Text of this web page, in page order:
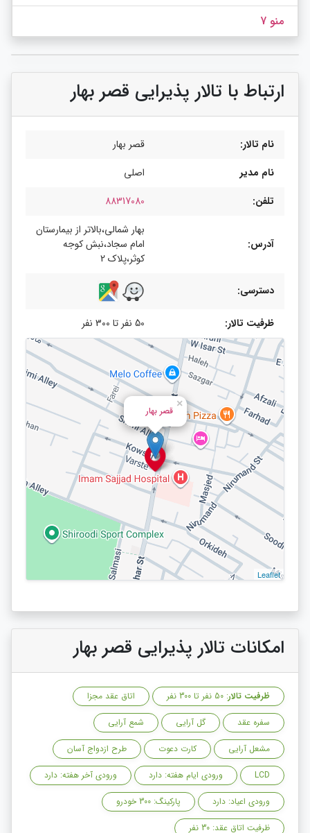
منو 7
ارتباط با تالار پذیرایی قصر بهار
نام تالار:
قصر بهار
نام مدیر
اصلی
تلفن:
88317080
آدرس:
بهار شمالی،بالاتر از بیمارستان
امام سجاد،نبش کوجه
کوثر،پلاک 2
دسترسی:
ظرفیت تالار: 50 نفر تا 300 نفر
قصر بهار
×
Leaflet
امکانات تالار پذیرایی قصر بهار
ظرفیت تالار: 50 نفر تا 300 نفر
اتاق عقد مجزا
سفره عقد
گل آرایی
شمع آرایی
مشعل آرایی
کارت دعوت
طرح ازدواج آسان
LCD
ورودی ایام هفته: دارد
ورودی آخر هفته: دارد
ورودی اعیاد: دارد
پارکینگ: 300 خودرو
ظرفیت اتاق عقد: 30 نفر